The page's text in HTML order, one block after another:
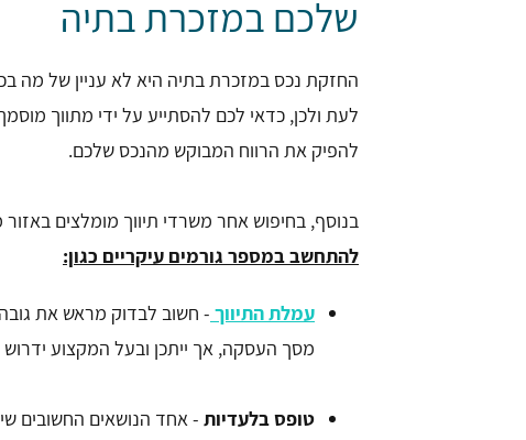
שלכם במזכרת בתיה
החזקת נכס במזכרת בתיה היא לא עניין של מה
לעת ולכן, כדאי לכם להסתייע על ידי מתווך
להפיק את הרווח המבוקש מהנכס שלכם.
בנוסף, בחיפוש אחר משרדי תיווך מומלצים
להתחשב במספר גורמים עיקריים כגון:
עמלת התיווך - חשוב לבדוק מראש את
מסך העסקה, אך ייתכן ובעל המקצוע ידרוש
טופס בלעדיות - אחד הנושאים החשובים